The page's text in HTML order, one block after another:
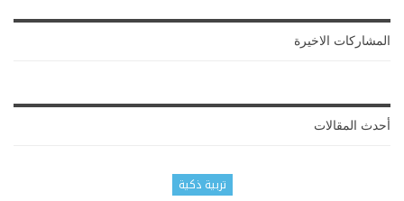
المشاركات الاخيرة
أحدث المقالات
تربية ذكية